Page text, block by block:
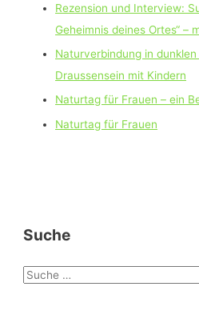
Rezension und Interview:
Geheimnis deines Ortes“ –
Naturverbindung in
Draussensein mit Kindern
Naturtag für Frauen – ein
Naturtag für Frauen
Suche
S